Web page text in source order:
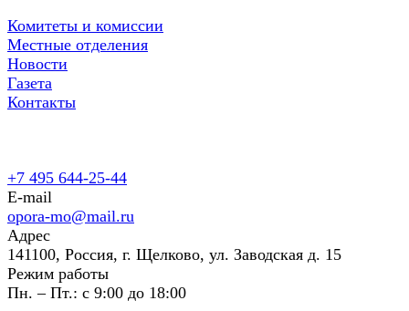
Комитеты и комиссии
Местные отделения
Новости
Газета
Контакты
+7 495 644-25-44
E-mail
opora-mo@mail.ru
Адрес
141100, Россия, г. Щелково, ул. Заводская д. 15
Режим работы
Пн. – Пт.: с 9:00 до 18:00